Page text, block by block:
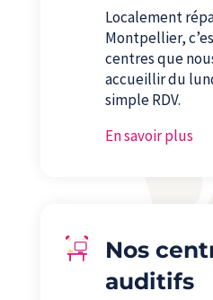
Localement
Montpellier,
centres que
accueillir du
simple RDV.
En savoir plus
Nos
auditifs